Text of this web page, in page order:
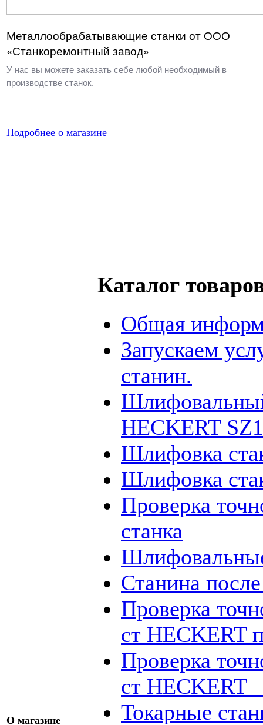
Металлообрабатывающие станки от ООО
«Станкоремонтный завод»
У нас вы можете заказать себе любой необходимый в
производстве станок.
Подробнее о магазине
О магазине
Каталог
Общая
Запускаем
станин.
HECKERT
Шлифовка
Шлифовка
Проверка
станка
Станина
Проверка
ст HECKERT
Проверка
ст HECKERT
Токарные